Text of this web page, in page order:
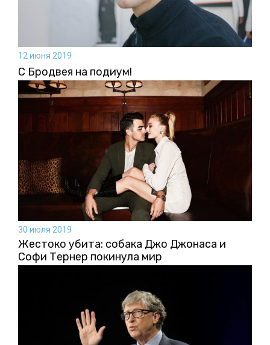
12 июня 2019
С Бродвея на подиум!
30 июля 2019
Жестоко убита: собака Джо Джонаса и
Софи Тернер покинула мир